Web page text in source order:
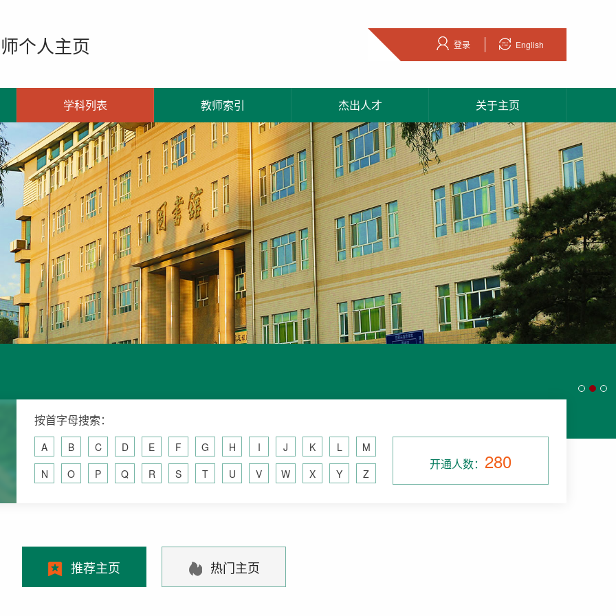
个人主页 登录 English
学科列表 教师索引 杰出人才 关于主页
按首字母搜索：
A B C D E F G H I J K L
M
N
O P Q R S T U V W X Y Z
开通人数： 280
推荐主页 热门主页